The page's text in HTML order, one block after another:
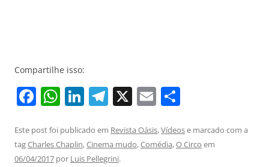
Compartilhe isso:
F
c
e
W
at
s
Li
k
e
T
e
gr
X E
ai
l
ar
e
Este post foi publicado em Revista Oásis,Vídeose marcado com a
tagCharles Chaplin,Cinema mudo,Comédia,O Circo em
06/04/2017 por Luis Pellegrini.